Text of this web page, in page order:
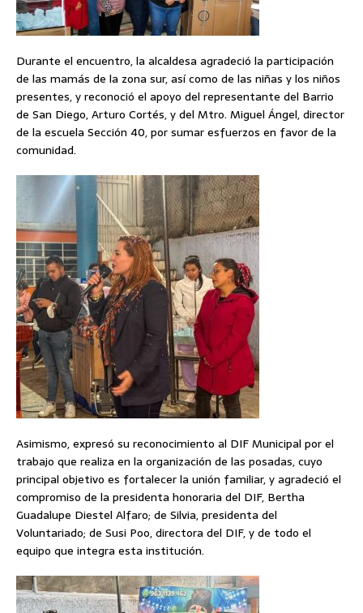
Durante el encuentro, la alcaldesa agradeció la participación
de las mamás de la zona sur, así como de las niñas y los niños
presentes, y reconoció el apoyo del representante del Barrio
de San Diego, Arturo Cortés, y del Mtro. Miguel Ángel, director
de la escuela Sección 40, por sumar esfuerzos en favor de la
comunidad.
Asimismo, expresó su reconocimiento al DIF Municipal por el
trabajo que realiza en la organización de las posadas, cuyo
principal objetivo es fortalecer la unión familiar, y agradeció el
compromiso de la presidenta honoraria del DIF, Bertha
Guadalupe Diestel Alfaro; de Silvia, presidenta del
Voluntariado; de Susi Poo, directora del DIF, y de todo el
equipo que integra esta institución.